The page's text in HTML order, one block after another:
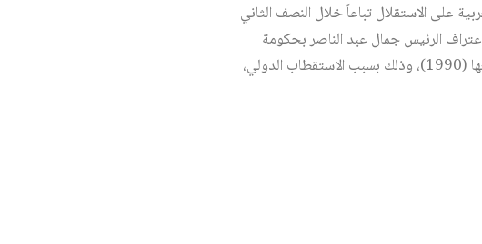
الصين الشعبية (1949) وحصول البلدان العربية على الاستقلال تباعاً خلال النصف الثاني
أول قطر عربي يقيم علاقات رسمية مع الصين (1956) في إثر اعتراف الرئيس جمال عبد الناصر بحكومة
الصين الشعبية بدلاً من حكومة تايوان، بينما كانت السعودية آخر دولة أقامت علاقات رسمية معها (1990)، وذلك بسبب الاستقطاب الدولي،